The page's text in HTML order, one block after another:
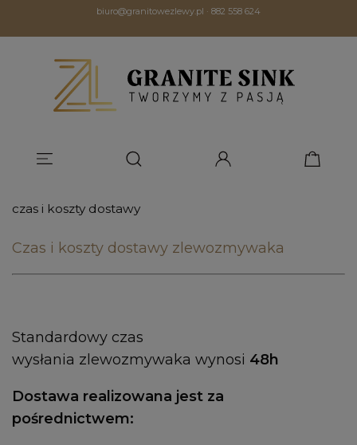
biuro@granitowezlewy.pl · 882 558 624
czas i koszty dostawy
Czas i koszty dostawy zlewozmywaka
Standardowy czas
wysłania zlewozmywaka wynosi 48h
Dostawa realizowana jest za
pośrednictwem: